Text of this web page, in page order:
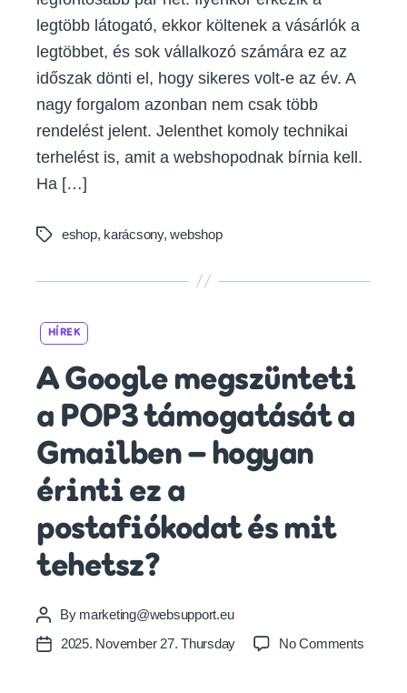
legtöbb látogató, ekkor költenek a vásárlók a
legtöbbet, és sok vállalkozó számára ez az
időszak dönti el, hogy sikeres volt-e az év. A
nagy forgalom azonban nem csak több
rendelést jelent. Jelenthet komoly technikai
terhelést is, amit a webshopodnak bírnia kell.
Ha […]
Tagseshop, karácsony,webshop
HÍREK
A Google megszünteti
a POP3 támogatását a
Gmailben – hogyan
érinti ez a
postafiókodat és mit
tehetsz?
Post
author
By marketing@websupport.eu
Post2025. November 27. Thursday No Commentson